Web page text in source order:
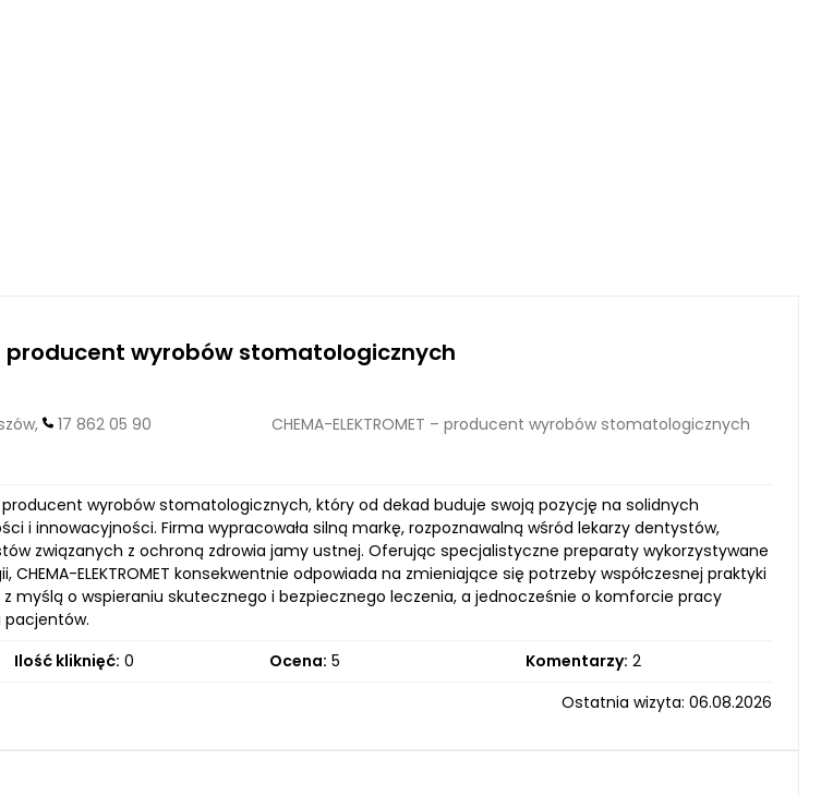
– producent wyrobów stomatologicznych
17 862 05 90 CHEMA-ELEKTROMET – producent wyrobów stomatologicznych
producent wyrobów stomatologicznych, który od dekad buduje swoją pozycję na solidnych
i innowacyjności. Firma wypracowała silną markę, rozpoznawalną wśród lekarzy dentystów,
związanych z ochroną zdrowia jamy ustnej. Oferując specjalistyczne preparaty wykorzystywane
ELEKTROMET konsekwentnie odpowiada na zmieniające się potrzeby współczesnej praktyki
myślą o wspieraniu skutecznego i bezpiecznego leczenia, a jednocześnie o komforcie pracy
Ilość kliknięć: 0 Ocena: 5 Komentarzy: 2
Ostatnia wizyta: 06.08.2026